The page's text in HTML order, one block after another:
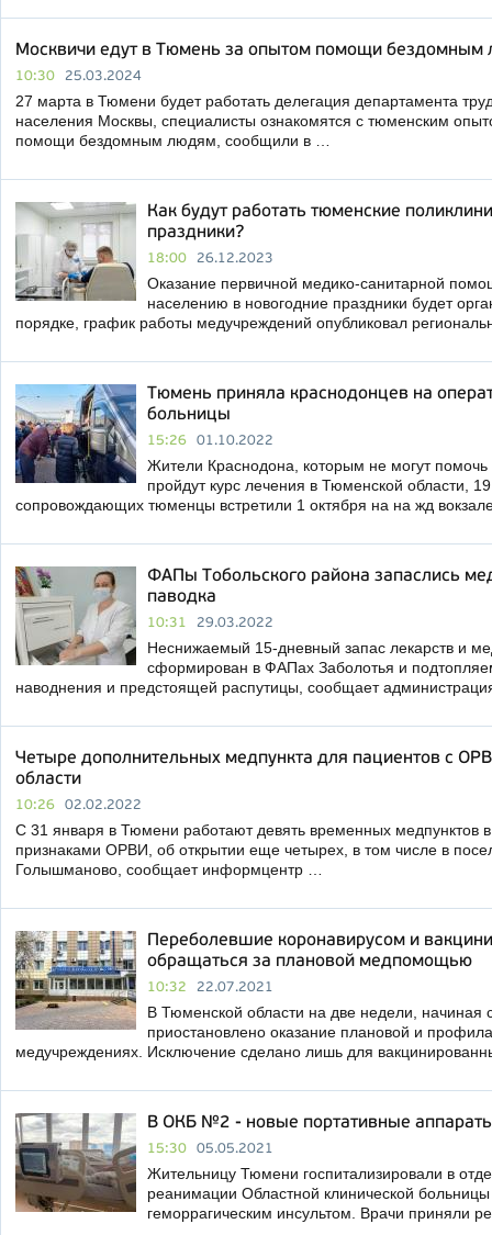
Москвичи едут в Тюмень за опытом помощи бездомным
10:30 25.03.2024
27 марта в Тюмени будет работать делегация департамента
населения Москвы, специалисты ознакомятся с тюменским
помощи бездомным людям, сообщили в …
Как будут работать тюменские
праздники?
18:00 26.12.2023
Оказание первичной медико-санитарной
населению в новогодние праздники будет
порядке, график работы медучреждений опубликовал
Тюмень приняла краснодонцев на
больницы
15:26 01.10.2022
Жители Краснодона, которым не могут
пройдут курс лечения в Тюменской области,
сопровождающих тюменцы встретили 1 октября на на жд
ФАПы Тобольского района запаслись
паводка
10:31 29.03.2022
Неснижаемый 15-дневный запас лекарств и
сформирован в ФАПах Заболотья и
наводнения и предстоящей распутицы, сообщает
Четыре дополнительных медпункта для пациентов с
области
10:26 02.02.2022
С 31 января в Тюмени работают девять временных медпунктов
признаками ОРВИ, об открытии еще четырех, в том числе в
Голышманово, сообщает информцентр …
Переболевшие коронавирусом и
обращаться за плановой медпомощью
10:32 22.07.2021
В Тюменской области на две недели, начиная
приостановлено оказание плановой и
медучреждениях. Исключение сделано лишь для
В ОКБ №2 - новые портативные
15:30 05.05.2021
Жительницу Тюмени госпитализировали в
реанимации Областной клинической
геморрагическим инсультом. Врачи приняли